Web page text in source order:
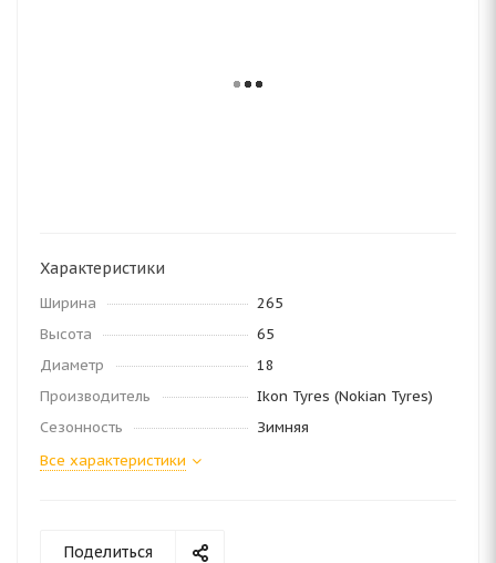
Характеристики
Ширина
265
Высота
65
Диаметр
18
Производитель
Ikon Tyres (Nokian Tyres)
Сезонность
Зимняя
Все характеристики
Поделиться